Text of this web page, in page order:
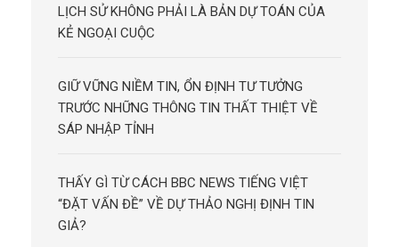
LỊCH SỬ KHÔNG PHẢI LÀ BẢN DỰ TOÁN CỦA
KẺ NGOẠI CUỘC
GIỮ VỮNG NIỀM TIN, ỔN ĐỊNH TƯ TƯỞNG
TRƯỚC NHỮNG THÔNG TIN THẤT THIỆT VỀ
SÁP NHẬP TỈNH
THẤY GÌ TỪ CÁCH BBC NEWS TIẾNG VIỆT
“ĐẶT VẤN ĐỀ” VỀ DỰ THẢO NGHỊ ĐỊNH TIN
GIẢ?